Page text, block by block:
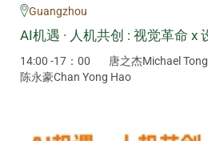
Guangzhou
AI机遇 · 人机共创 : 视觉革命 x
14:00 -17：00
唐之杰Michael
陈永豪Chan Yong Hao